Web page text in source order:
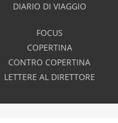
DIARIO DI VIAGGIO
FOCUS
COPERTINA
CONTRO COPERTINA
LETTERE AL DIRETTORE